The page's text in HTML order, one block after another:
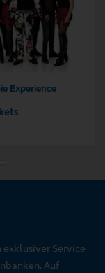
Experience
Service
Auf